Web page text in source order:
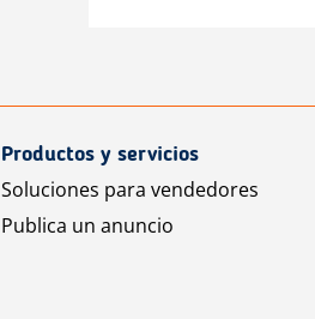
Productos y servicios
Soluciones para vendedores
Publica un anuncio